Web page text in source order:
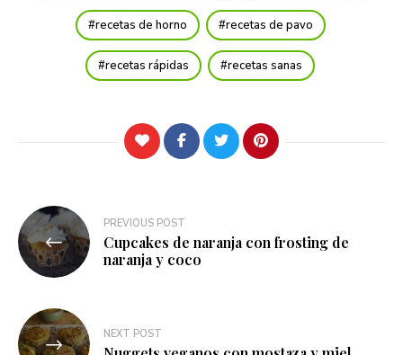
recetas de horno recetas de pavo
recetas rápidas recetas sanas
Navegación
de
entradas
PREVIOUS POST
Cupcakes de naranja con frosting de
naranja y coco
NEXT POST